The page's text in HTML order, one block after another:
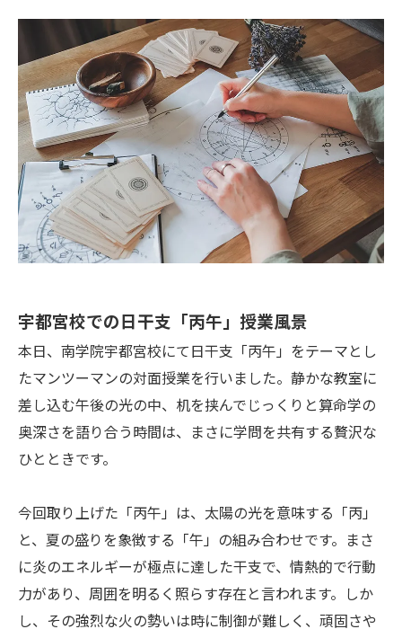
宇都宮校での日干支「丙午」授業風景
本日、南学院宇都宮校にて日干支「丙午」をテーマとし
たマンツーマンの対面授業を行いました。静かな教室に
差し込む午後の光の中、机を挟んでじっくりと算命学の
奥深さを語り合う時間は、まさに学問を共有する贅沢な
ひとときです。
今回取り上げた「丙午」は、太陽の光を意味する「丙」
と、夏の盛りを象徴する「午」の組み合わせです。まさ
に炎のエネルギーが極点に達した干支で、情熱的で行動
力があり、周囲を明るく照らす存在と言われます。しか
し、その強烈な火の勢いは時に制御が難しく、頑固さや